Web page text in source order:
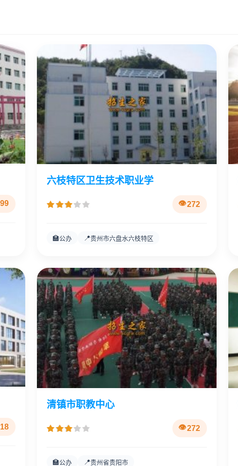
六枝特区卫生技术职业学
272
🏫公办 📍贵州市六盘水六枝特区
清镇市职教中心
272
🏫公办 📍贵州省贵阳市